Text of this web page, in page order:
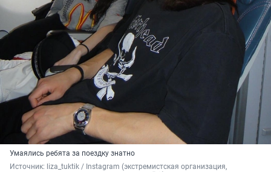
Умаялись ребята за поездку знатно
Источник: liza_tuktik / Instagram (экстремистская организация,